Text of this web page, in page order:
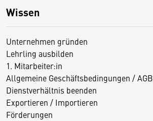
Wissen
Unternehmen gründen
Lehrling ausbilden
1. Mitarbeiter:in
Allgemeine Geschäftsbedingungen / AGB
Dienstverhältnis beenden
Exportieren / Importieren
Förderungen